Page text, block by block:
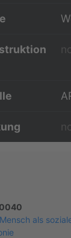
Mensch als